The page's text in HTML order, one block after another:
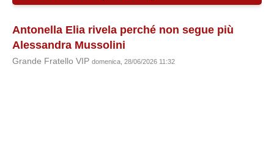
Antonella Elia rivela perché non segue più
Alessandra Mussolini
Grande Fratello VIP domenica, 28/06/2026 11:32